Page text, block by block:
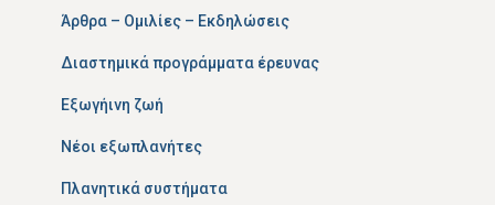
Άρθρα – Ομιλίες – Εκδηλώσεις
Διαστημικά προγράμματα έρευνας
Εξωγήινη ζωή
Νέοι εξωπλανήτες
Πλανητικά συστήματα